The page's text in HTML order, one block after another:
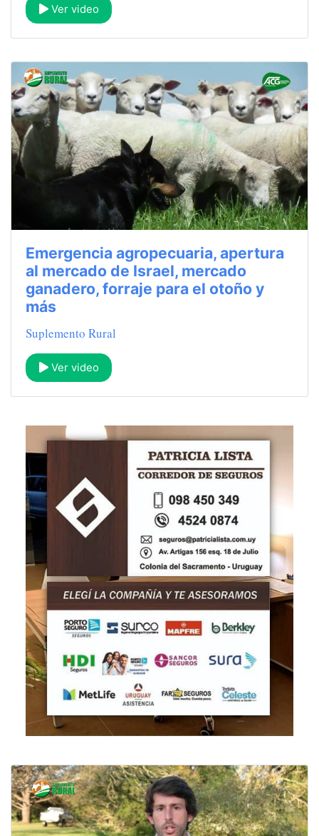
Ver video
Emergencia agropecuaria, apertura
al mercado de Israel, mercado
ganadero, forraje para el otoño y
más
Suplemento Rural
Ver video